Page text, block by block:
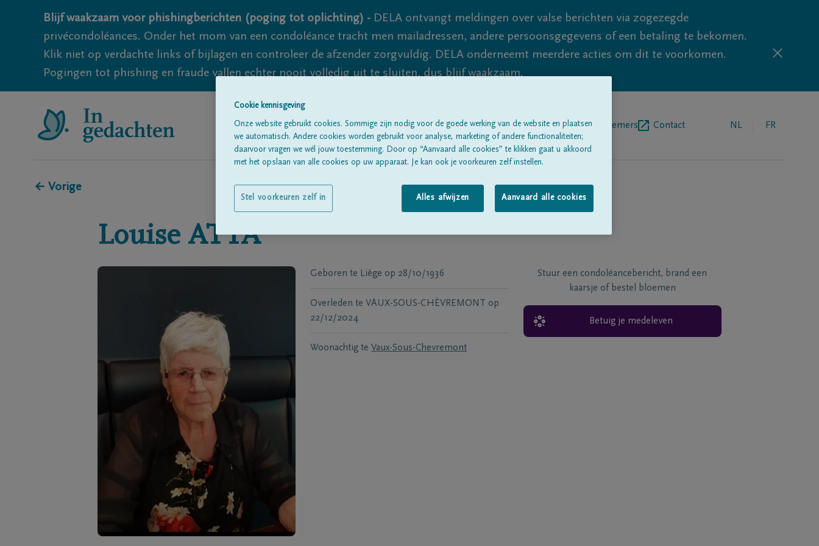
Blijf waakzaam voor phishingberichten (poging tot oplichting) - DELA ontvangt meldingen over valse berichten via zogezegde
privécondoléances. Onder het mom van een condoléance tracht men mailadressen, andere persoonsgegevens of een betaling te bekomen.
Klik niet op verdachte links of bijlagen en controleer de afzender zorgvuldig. DELA onderneemt meerdere acties om dit te voorkomen.
Pogingen tot phishing en fraude vallen echter nooit volledig uit te sluiten, dus blijf waakzaam.
Alle rouwberichtenOver onsBegrafenisondernemers Contact NL FR
← Vorige
Louise ATTA
Geboren te Liège op 28/10/1936
Overleden te VAUX-SOUS-CHÈVREMONT
op
22/12/2024
Woonachtig te Vaux-Sous-Chevremont
Stuur een condoléancebericht, brand een
kaarsje of bestel bloemen
Betuig je medeleven
Cookie kennisgeving
Onze website gebruikt cookies. Sommige zijn nodig voor de goede werking van de website en plaatsen
we automatisch. Andere cookies worden gebruikt voor analyse, marketing of andere functionaliteiten;
daarvoor vragen we wél jouw toestemming. Door op “Aanvaard alle cookies” te klikken gaat u akkoord
met het opslaan van alle cookies op uw apparaat. Je kan ook je voorkeuren zelf instellen.
Alles afwijzen Aanvaard alle cookies
Stel voorkeuren zelf in